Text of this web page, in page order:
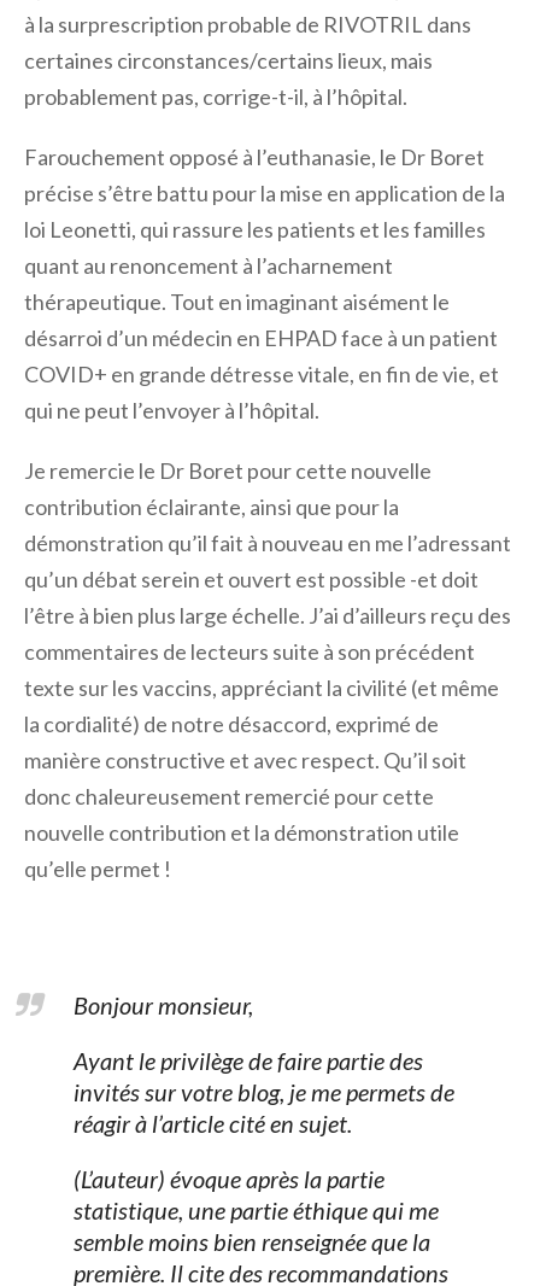
à la surprescription probable de RIVOTRIL dans
certaines circonstances/certains lieux, mais
probablement pas, corrige-t-il, à l’hôpital.
Farouchement opposé à l’euthanasie, le Dr Boret
précise s’être battu pour la mise en application de la
loi Leonetti, qui rassure les patients et les familles
quant au renoncement à l’acharnement
thérapeutique. Tout en imaginant aisément le
désarroi d’un médecin en EHPAD face à un patient
COVID+ en grande détresse vitale, en fin de vie, et
qui ne peut l’envoyer à l’hôpital.
Je remercie le Dr Boret pour cette nouvelle
contribution éclairante, ainsi que pour la
démonstration qu’il fait à nouveau en me l’adressant
qu’un débat serein et ouvert est possible -et doit
l’être à bien plus large échelle. J’ai d’ailleurs reçu des
commentaires de lecteurs suite à son précédent
texte sur les vaccins, appréciant la civilité (et même
la cordialité) de notre désaccord, exprimé de
manière constructive et avec respect. Qu’il soit
donc chaleureusement remercié pour cette
nouvelle contribution et la démonstration utile
qu’elle permet !
Bonjour monsieur,
Ayant le privilège de faire partie des
invités sur votre blog, je me permets de
réagir à l’article cité en sujet.
(L’auteur) évoque après la partie
statistique, une partie éthique qui me
semble moins bien renseignée que la
première. Il cite des recommandations